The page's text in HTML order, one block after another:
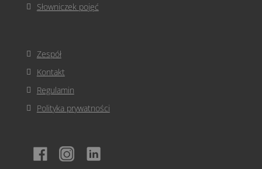
Słowniczek pojęć
Zespół
Kontakt
Regulamin
Polityka prywatności